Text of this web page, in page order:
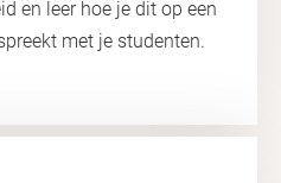
en leer hoe je dit op een
met je studenten.